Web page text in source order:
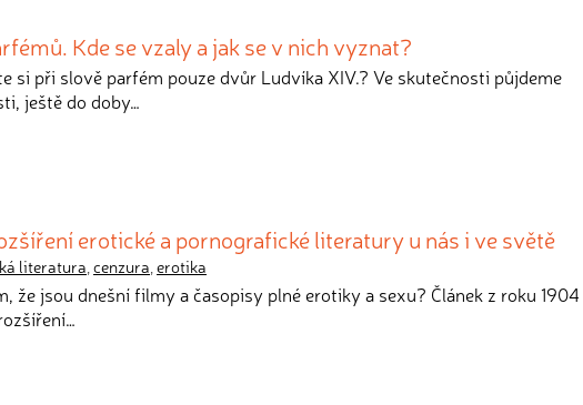
Kde se vzaly a jak se v nich vyznat?
si při slově parfém pouze dvůr Ludvíka XIV.? Ve skutečnosti půjdeme
ještě do doby…
erotické a pornografické literatury u nás i ve světě
literatura,cenzura,erotika
že jsou dnešní filmy a časopisy plné erotiky a sexu? Článek z roku 1904